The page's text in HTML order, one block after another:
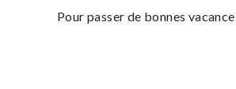
Pour passer de bonnes